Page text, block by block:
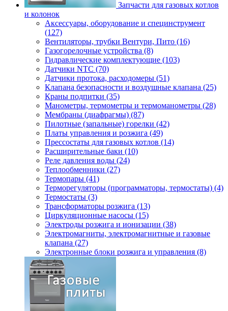
Запчасти для газовых котлов
и колонок
Аксессуары, оборудование и специнструмент
(127)
Вентиляторы, трубки Вентури, Пито (16)
Газогорелочные устройства (8)
Гидравлические комплектующие (103)
Датчики NTC (70)
Датчики протока, расходомеры (51)
Клапана безопасности и воздушные клапана (25)
Краны подпитки (35)
Манометры, термометры и термоманометры (28)
Мембраны (диафрагмы) (87)
Пилотные (запальные) горелки (42)
Платы управления и розжига (49)
Прессостаты для газовых котлов (14)
Расширительные баки (10)
Реле давления воды (24)
Теплообменники (27)
Термопары (41)
Терморегуляторы (программаторы, термостаты) (4)
Термостаты (3)
Трансформаторы розжига (13)
Циркуляционные насосы (15)
Электроды розжига и ионизации (38)
Электромагниты, электромагнитные и газовые
клапана (27)
Электронные блоки розжига и управления (8)